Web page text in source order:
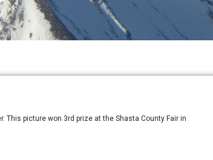
This picture won 3rd prize at the Shasta County Fair in